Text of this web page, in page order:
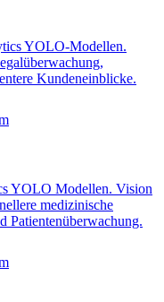
YOLO-Modellen.
Kundeneinblicke.
YOLO Modellen. Vision
medizinische
Patientenüberwachung.